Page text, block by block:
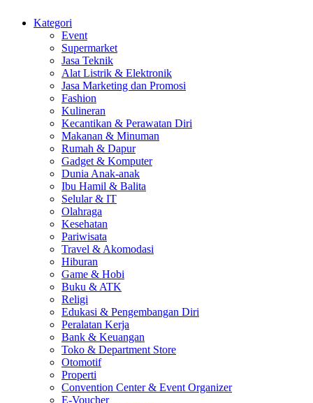
Kategori
Event
Supermarket
Jasa Teknik
Alat Listrik & Elektronik
Jasa Marketing dan Promosi
Fashion
Kulineran
Kecantikan & Perawatan Diri
Makanan & Minuman
Rumah & Dapur
Gadget & Komputer
Dunia Anak-anak
Ibu Hamil & Balita
Selular & IT
Olahraga
Kesehatan
Pariwisata
Travel & Akomodasi
Hiburan
Game & Hobi
Buku & ATK
Religi
Edukasi & Pengembangan Diri
Peralatan Kerja
Bank & Keuangan
Toko & Department Store
Otomotif
Properti
Convention Center & Event Organizer
E-Voucher